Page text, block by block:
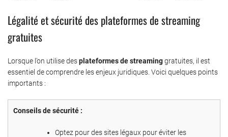
Légalité et sécurité des plateformes de streaming
gratuites
Lorsque l’on utilise desplateformes de streaminggratuites, il est
essentiel de comprendre les enjeux juridiques. Voici quelques points
importants :
Conseils de sécurité :
Optez pour des sites légaux pour éviter les